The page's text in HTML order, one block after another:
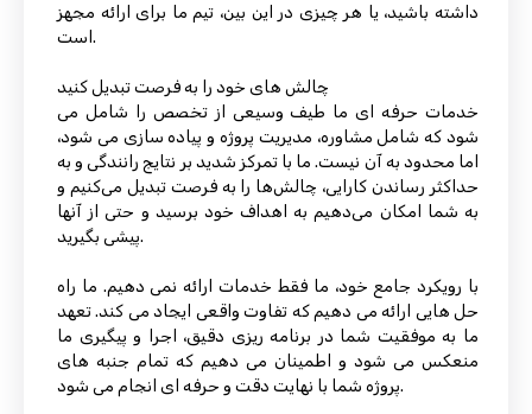
داشته باشید، یا هر چیزی در این بین، تیم ما برای ارائه مجهز
است.
چالش های خود را به فرصت تبدیل کنید
خدمات حرفه ای ما طیف وسیعی از تخصص را شامل می
شود که شامل مشاوره، مدیریت پروژه و پیاده سازی می شود،
اما محدود به آن نیست. ما با تمرکز شدید بر نتایج رانندگی و به
حداکثر رساندن کارایی، چالش‌ها را به فرصت تبدیل می‌کنیم و
به شما امکان می‌دهیم به اهداف خود برسید و حتی از آنها
پیشی بگیرید.
با رویکرد جامع خود، ما فقط خدمات ارائه نمی دهیم. ما راه
حل هایی ارائه می دهیم که تفاوت واقعی ایجاد می کند. تعهد
ما به موفقیت شما در برنامه ریزی دقیق، اجرا و پیگیری ما
منعکس می شود و اطمینان می دهیم که تمام جنبه های
پروژه شما با نهایت دقت و حرفه ای انجام می شود.